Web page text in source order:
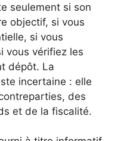
seulement si son
objectif, si vous
si vous
vous vérifiez les
dépôt. La
incertaine : elle
des
et de la fiscalité.